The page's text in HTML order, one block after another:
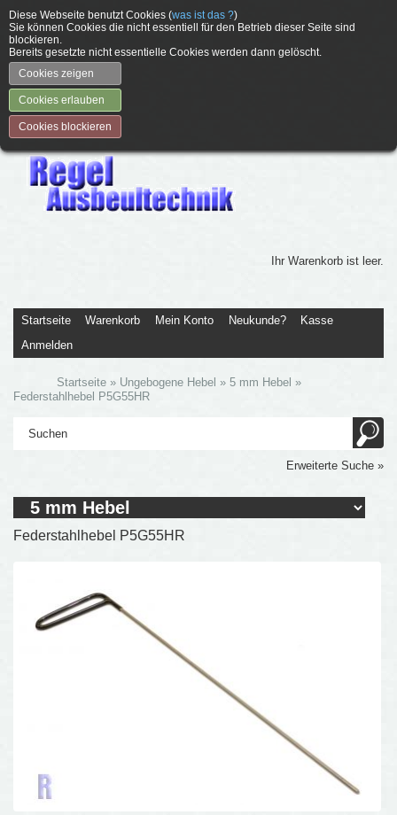
Diese Webseite benutzt Cookies (was ist das ?)
Sie können Cookies die nicht essentiell für den Betrieb dieser Seite sind
blockieren.
Bereits gesetzte nicht essentielle Cookies werden dann gelöscht.
Cookies zeigen
Cookies erlauben
Cookies blockieren
Ihr Warenkorb ist leer.
Startseite Warenkorb Mein Konto Neukunde?
Kasse
Anmelden
Startseite » Ungebogene Hebel »5 mm Hebel »
Federstahlhebel P5G55HR
Erweiterte Suche »
Federstahlhebel P5G55HR